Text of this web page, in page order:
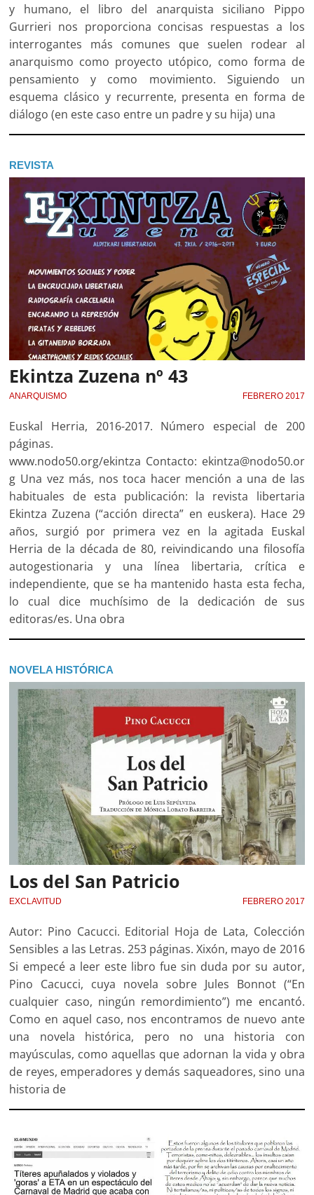
y humano, el libro del anarquista siciliano Pippo
Gurrieri nos proporciona concisas respuestas a los
interrogantes más comunes que suelen rodear al
anarquismo como proyecto utópico, como forma de
pensamiento y como movimiento. Siguiendo un
esquema clásico y recurrente, presenta en forma de
diálogo (en este caso entre un padre y su hija) una
REVISTA
Ekintza Zuzena nº 43
ANARQUISMO FEBRERO 2017
Euskal Herria, 2016-2017. Número especial de 200
páginas.
www.nodo50.org/ekintza Contacto: ekintza@nodo50.or
g Una vez más, nos toca hacer mención a una de las
habituales de esta publicación: la revista libertaria
Ekintza Zuzena (“acción directa” en euskera). Hace 29
años, surgió por primera vez en la agitada Euskal
Herria de la década de 80, reivindicando una filosofía
autogestionaria y una línea libertaria, crítica e
independiente, que se ha mantenido hasta esta fecha,
lo cual dice muchísimo de la dedicación de sus
editoras/es. Una obra
NOVELA HISTÓRICA
Los del San Patricio
EXCLAVITUD FEBRERO 2017
Autor: Pino Cacucci. Editorial Hoja de Lata, Colección
Sensibles a las Letras. 253 páginas. Xixón, mayo de 2016
Si empecé a leer este libro fue sin duda por su autor,
Pino Cacucci, cuya novela sobre Jules Bonnot (“En
cualquier caso, ningún remordimiento”) me encantó.
Como en aquel caso, nos encontramos de nuevo ante
una novela histórica, pero no una historia con
mayúsculas, como aquellas que adornan la vida y obra
de reyes, emperadores y demás saqueadores, sino una
historia de